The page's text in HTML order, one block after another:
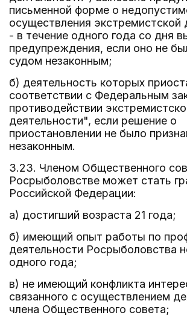
письменной форме о
осуществления экстремистской
- в течение одного года со дня
предупреждения, если оно не
судом незаконным;
б) деятельность которых
соответствии с Федеральным
противодействии
деятельности", если решение о
приостановлении не было
незаконным.
3.23. Членом Общественного
Росрыболовстве может стать
Российской Федерации:
а) достигший возраста 21 года;
б) имеющий опыт работы по
деятельности Росрыболовства
одного года;
в) не имеющий конфликта
связанного с осуществлением
члена Общественного совета;